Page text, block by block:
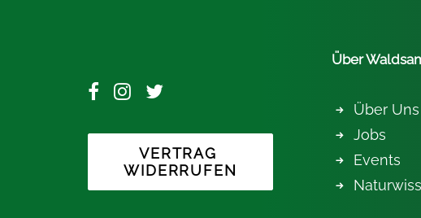
VERTRAG
WIDERRUFEN
Über
Über Uns
Jobs
Events